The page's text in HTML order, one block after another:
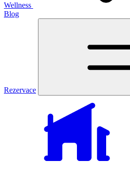
Wellness
Blog
Rezervace